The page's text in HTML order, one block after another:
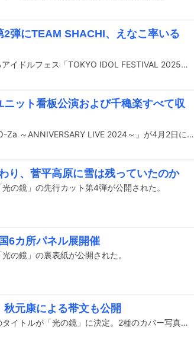
弾にTEAM SHACHI、えなこ率いる
8月1～3日に東京・お台場青海周辺エリアで開催されるアイドルフェス「TOKYO IDOL FESTIVAL 2025」の出演者第2弾が発表された。
ット看板公演および千穐楽すべて収
22/7のライブBlu-ray「22/7 LIVE at THEATER MILANO-Za ～ANNIVERSARY LIVE 2024～」が4月2日にリリースされる。
り、菅平高原に雪は残っていたのか
の鏡」の先行カット第4弾が公開された。
6カ所パネル展開催
の鏡」の裏表紙が公開された。
元康による帯文も公開
10月6日に発売される麻丘真央（22/7）のソロ写真集のタイトルが「光の鏡」に決定。2種のカバー写真が公開された。